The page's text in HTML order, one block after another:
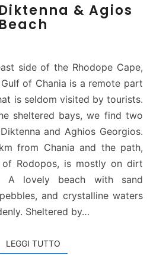
e
n
s
–
D
i
k
t
n
a
&
A
o
& Agios
side of the Rhodope Cape,
of Chania is a remote part
is seldom visited by tourists.
sheltered bays, we find two
and Aghios Georgios.
from Chania and the path,
Rodopos, is mostly on dirt
A lovely beach with sand
and crystalline waters
Sheltered by…
LEGGI TUTTO